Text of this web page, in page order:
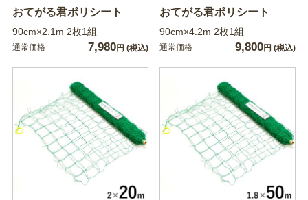
おてがる君ポリシート
90cm×2.1m 2枚1組
通常価格 7,980円 (税込)
おてがる君ポリシート
90cm×4.2m 2枚1組
通常価格 9,800円 (税込)